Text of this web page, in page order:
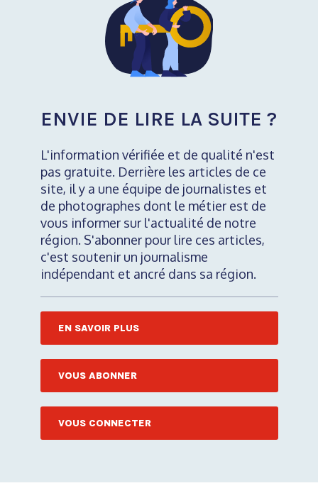
ENVIE DE LIRE LA SUITE ?
L'information vérifiée et de qualité n'est
pas gratuite. Derrière les articles de ce
site, il y a une équipe de journalistes et
de photographes dont le métier est de
vous informer sur l'actualité de notre
région. S'abonner pour lire ces articles,
c'est soutenir un journalisme
indépendant et ancré dans sa région.
EN SAVOIR PLUS
VOUS ABONNER
VOUS CONNECTER